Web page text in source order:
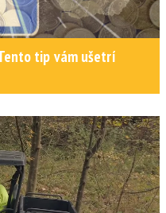
tip vám ušetrí